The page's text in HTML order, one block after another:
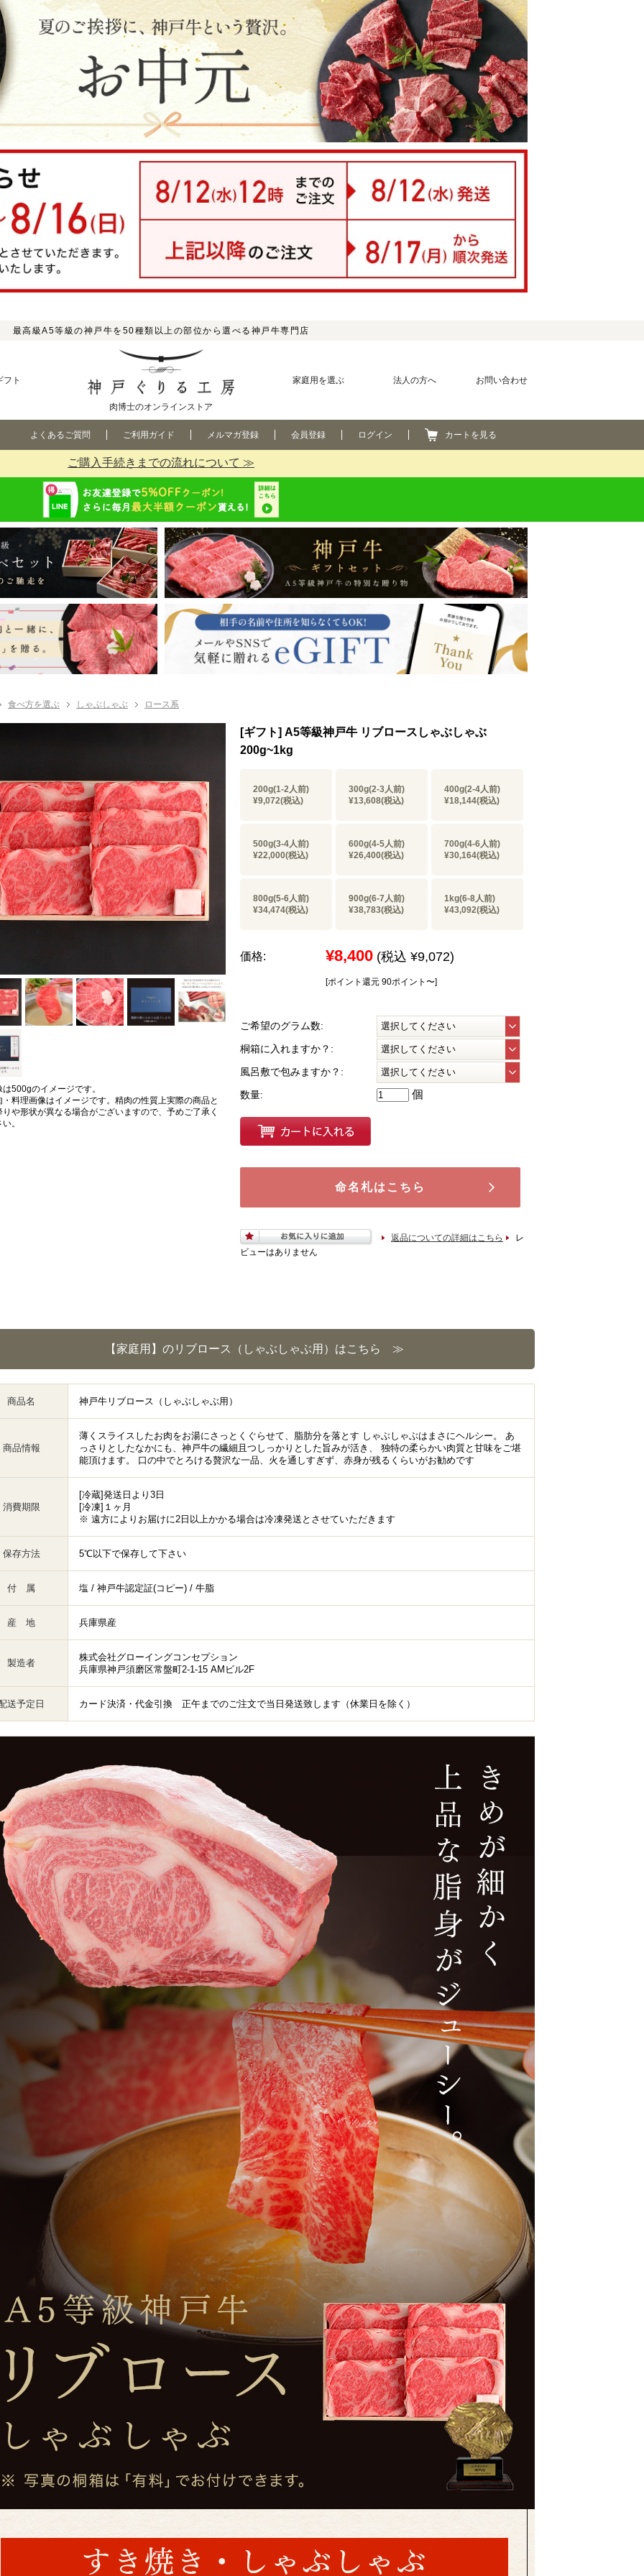
最高級A5等級の神戸牛を50種類以上の部位から選べる神戸牛専門店
フト
肉博士のオンラインストア
家庭用を選ぶ 法人の方へ お問い合わせ
よくあるご質問 ご利用ガイド メルマガ登録 会員登録 ログイン カートを見る
ご購入手続きまでの流れについて ≫
食べ方を選ぶ しゃぶしゃぶ ロース系
は500gのイメージです。
・料理画像はイメージです。精肉の性質上実際の商品と
りや形状が異なる場合がございますので、予めご了承く
。
[ギフト] A5等級神戸牛 リブロースしゃぶしゃぶ
200g~1kg
200g(1-2人前)
¥9,072(税込)
300g(2-3人前)
¥13,608(税込)
400g(2-4人前)
¥18,144(税込)
500g(3-4人前)
¥22,000(税込)
600g(4-5人前)
¥26,400(税込)
700g(4-6人前)
¥30,164(税込)
800g(5-6人前)
¥34,474(税込)
900g(6-7人前)
¥38,783(税込)
1kg(6-8人前)
¥43,092(税込)
価格: ¥8,400 (税込 ¥9,072)
[ポイント還元 90ポイント〜]
ご希望のグラム数:
桐箱に入れますか？:
風呂敷で包みますか？:
数量:
個
命名札はこちら
返品についての詳細はこちら
レ
ビューはありません
【家庭用】のリブロース（しゃぶしゃぶ用）はこちら ≫
商品名 神戸牛リブロース（しゃぶしゃぶ用）
商品情報
薄くスライスしたお肉をお湯にさっとくぐらせて、脂肪分を落とす しゃぶしゃぶはまさにヘルシー。 あ
っさりとしたなかにも、神戸牛の繊細且つしっかりとした旨みが活き、 独特の柔らかい肉質と甘味をご堪
能頂けます。 口の中でとろける贅沢な一品、火を通しすぎず、赤身が残るくらいがお勧めです
消費期限
[冷蔵]発送日より3日
[冷凍]１ヶ月
※ 遠方によりお届けに2日以上かかる場合は冷凍発送とさせていただきます
保存方法 5℃以下で保存して下さい
付 属 塩 / 神戸牛認定証(コピー) / 牛脂
産 地 兵庫県産
製造者
株式会社グローイングコンセプション
兵庫県神戸須磨区常盤町2-1-15 AMビル2F
送予定日 カード決済・代金引換 正午までのご注文で当日発送致します（休業日を除く）